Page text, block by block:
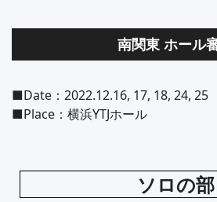
南関東 ホール
■Date：2022.12.16, 17, 18, 24, 25
■Place：横浜YTJホール
ソロの部